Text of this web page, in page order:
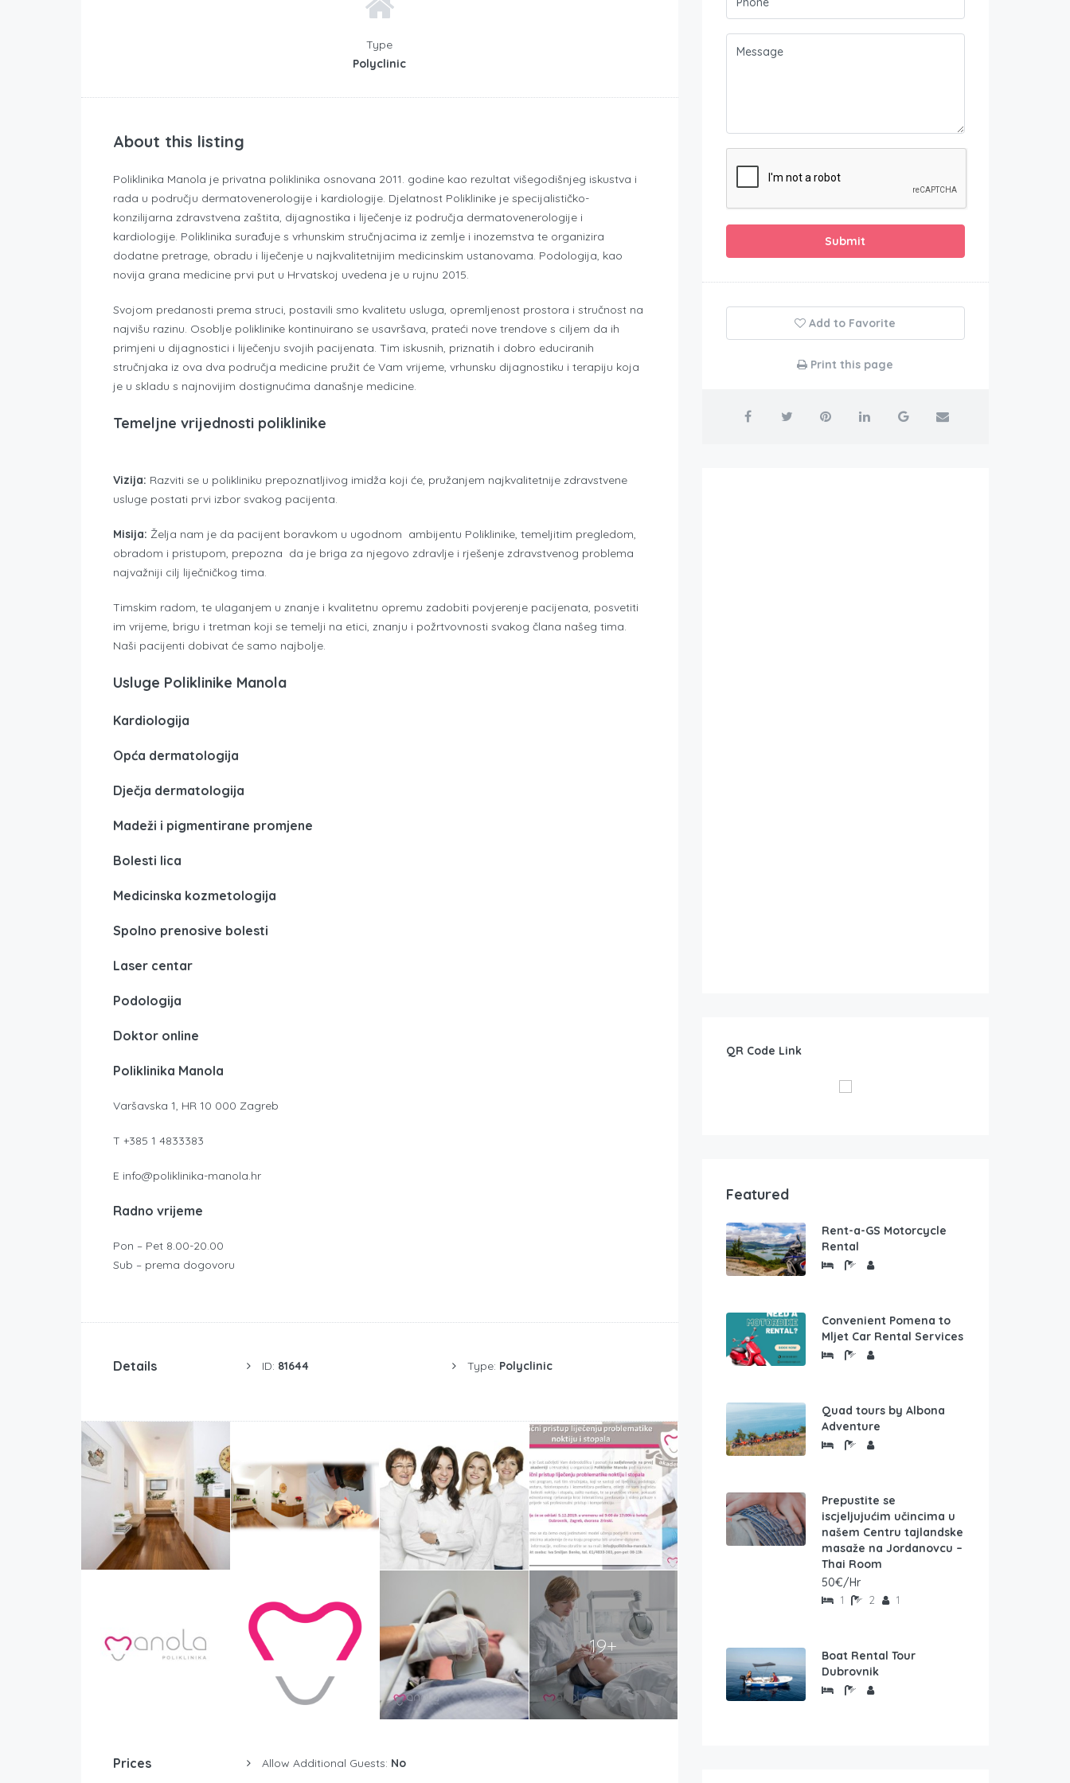
Type
Polyclinic
About this listing
Poliklinika Manola je privatna poliklinika osnovana 2011. godine kao rezultat višegodišnjeg iskustva i
rada u području dermatovenerologije i kardiologije. Djelatnost Poliklinike je specijalističko-
konzilijarna zdravstvena zaštita, dijagnostika i liječenje iz područja dermatovenerologije i
kardiologije. Poliklinika surađuje s vrhunskim stručnjacima iz zemlje i inozemstva te organizira
dodatne pretrage, obradu i liječenje u najkvalitetnijim medicinskim ustanovama. Podologija, kao
novija grana medicine prvi put u Hrvatskoj uvedena je u rujnu 2015.
Svojom predanosti prema struci, postavili smo kvalitetu usluga, opremljenost prostora i stručnost na
najvišu razinu. Osoblje poliklinike kontinuirano se usavršava, prateći nove trendove s ciljem da ih
primjeni u dijagnostici i liječenju svojih pacijenata. Tim iskusnih, priznatih i dobro educiranih
stručnjaka iz ova dva područja medicine pružit će Vam vrijeme, vrhunsku dijagnostiku i terapiju koja
je u skladu s najnovijim dostignućima današnje medicine.
Temeljne vrijednosti poliklinike
Vizija: Razviti se u polikliniku prepoznatljivog imidža koji će, pružanjem najkvalitetnije zdravstvene
usluge postati prvi izbor svakog pacijenta.
Misija: Želja nam je da pacijent boravkom u ugodnom ambijentu Poliklinike, temeljitim pregledom,
obradom i pristupom, prepozna da je briga za njegovo zdravlje i rješenje zdravstvenog problema
najvažniji cilj liječničkog tima.
Timskim radom, te ulaganjem u znanje i kvalitetnu opremu zadobiti povjerenje pacijenata, posvetiti
im vrijeme, brigu i tretman koji se temelji na etici, znanju i požrtvovnosti svakog člana našeg tima.
Naši pacijenti dobivat će samo najbolje.
Usluge Poliklinike Manola
Kardiologija
Opća dermatologija
Dječja dermatologija
Madeži i pigmentirane promjene
Bolesti lica
Medicinska kozmetologija
Spolno prenosive bolesti
Laser centar
Podologija
Doktor online
Poliklinika Manola
Varšavska 1, HR 10 000 Zagreb
T +385 1 4833383
E info@poliklinika-manola.hr
Radno vrijeme
Pon – Pet 8.00-20.00
Sub – prema dogovoru
Details ID: 81644 Type: Polyclinic
19+
Prices Allow Additional Guests: No
Submit
Add to Favorite
Print this page
QR Code Link
Featured
Rent-a-GS Motorcycle
Rental
Convenient Pomena to
Mljet Car Rental Services
Quad tours by Albona
Adventure
Prepustite se
iscjeljujućim učincima u
našem Centru tajlandske
masaže na Jordanovcu –
Thai Room
50€/Hr
1 2 1
Boat Rental Tour
Dubrovnik